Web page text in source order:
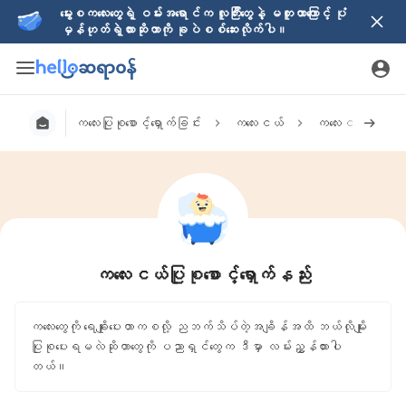
မွေးစကလေးတွေရဲ့ ဝမ်းအရောင်က လူကြီးတွေနဲ့ မတူတာကြောင့် ပုံ
မှန်ဟုတ်ရဲ့လားဆိုတာကို ခုပဲစစ်ဆေးလိုက်ပါ။
ကလေးပြုစုစောင့်ရှောက်ခြင်း ကလေးငယ် ကလေးငယ်ပြုစုစေ
ကလေးငယ်ပြုစုစောင့်ရှောက်နည်း
ကလေးတွေကို ရေချိုးပေးတာကစလို့ ညဘက်သိပ်တဲ့အချိန်အထိ ဘယ်လိုမျိုး
ပြုစုပေးရမလဲဆိုတာတွေကို ပညာရှင်တွေက ဒီမှာ လမ်းညွှန်ထားပါ
တယ်။